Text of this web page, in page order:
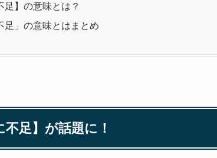
】の意味とは？
足」の意味とはまとめ
足】が話題に！